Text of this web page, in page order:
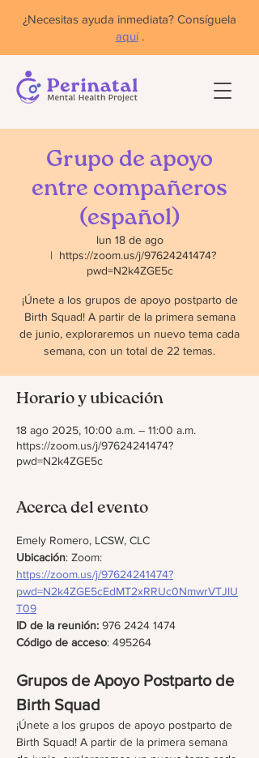
¿Necesitas ayuda inmediata? Consíguela
aquí.
Grupo de apoyo
entre compañeros
(español)
lun 18 de ago
  |
https://zoom.us/j/97624241474?
pwd=N2k4ZGE5c
¡Únete a los grupos de apoyo postparto de
Birth Squad! A partir de la primera semana
de junio, exploraremos un nuevo tema cada
semana, con un total de 22 temas.
Horario y ubicación
18 ago 2025, 10:00 a.m. – 11:00 a.m.
https://zoom.us/j/97624241474?
pwd=N2k4ZGE5c
Acerca del evento
Emely Romero, LCSW, CLC
Ubicación: Zoom:
https://zoom.us/j/97624241474?
pwd=N2k4ZGE5cEdMT2xRRUc0NmwrVTJlU
T09
ID de la reunión: 976 2424 1474
Código de acceso: 495264
Grupos de Apoyo Postparto de
Birth Squad
¡Únete a los grupos de apoyo postparto de
Birth Squad! A partir de la primera semana